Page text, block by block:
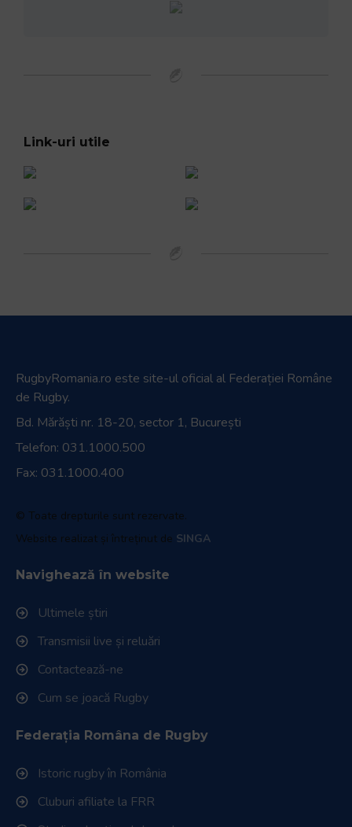
Link-uri utile
RugbyRomania.ro este site-ul oficial al Federației Române
de Rugby.
Bd. Mărăști nr. 18-20, sector 1, București
Telefon: 031.1000.500
Fax: 031.1000.400
© Toate drepturile sunt rezervate.
Website realizat și întreținut de SINGA
Navighează în website
Ultimele știri
Transmisii live și reluări
Contactează-ne
Cum se joacă Rugby
Federația Româna de Rugby
Istoric rugby în România
Cluburi afiliate la FRR